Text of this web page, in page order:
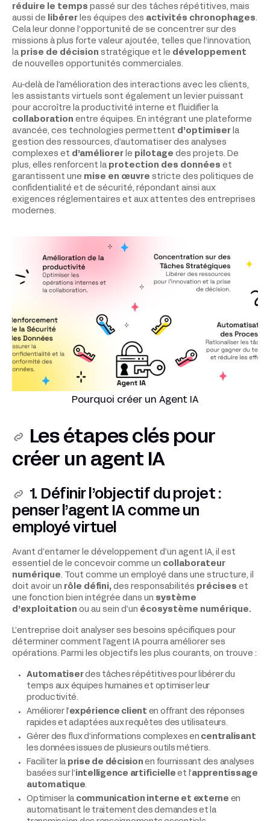
réduire le temps passé sur des tâches répétitives, mais
aussi de
libérer les équipes des activités chronophages.
Cela leur donne l’opportunité de se concentrer sur des
missions à plus forte valeur ajoutée, telles que l’innovation,
la prise de décision stratégique et le développement
de nouvelles opportunités commerciales.
Au-delà de l’amélioration des interactions avec les clients,
les assistants virtuels sont également un levier puissant
pour accroître la productivité interne et fluidifier la
collaboration entre équipes. En intégrant une plateforme
avancée, ces technologies permettent d’optimiser la
gestion des ressources, d’automatiser des analyses
complexes et d’améliorer le pilotage des projets. De
plus, elles renforcent la protection des données et
garantissent une mise en œuvre stricte des politiques de
confidentialité et de sécurité, répondant ainsi aux
exigences réglementaires et aux attentes des entreprises
modernes.
Pourquoi créer un Agent IA
Les étapes clés pour
créer un agent IA
1. Définir l’objectif du projet :
penser l’agent IA comme un
employé virtuel
Avant d’entamer le développement d’un agent IA, il est
essentiel de le concevoir comme un collaborateur
numérique. Tout comme un employé dans une structure, il
doit avoir un rôle défini, des responsabilités précises et
une fonction bien intégrée dans un système
d’exploitation ou au sein d’un écosystème numérique.
L’entreprise doit analyser ses besoins spécifiques pour
déterminer comment l’agent IA pourra améliorer ses
opérations. Parmi les objectifs les plus courants, on trouve :
Automatiserdes tâches répétitives pour libérer du
temps aux équipes humaines et optimiser leur
productivité.
Améliorer l’expérience client en offrant des réponses
rapides et adaptées aux requêtes des utilisateurs.
Gérer des flux d’informations complexes en centralisant
les données issues de plusieurs outils métiers.
Faciliter la prise de décision en fournissant des analyses
basées sur l’intelligence artificielle et l’apprentissage
automatique.
Optimiser la communication interne et externe en
automatisant le traitement des demandes et la